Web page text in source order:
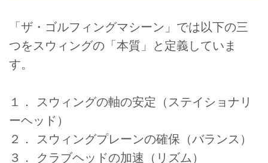
「ザ・ゴルフィングマシーン」では以下の三
つをスウィングの「本質」と定義していま
す。
１． スウィングの軸の安定（ステイショナリ
ーヘッド）
２． スウィングプレーンの確保（バランス）
３． クラブヘッドの加速（リズム）